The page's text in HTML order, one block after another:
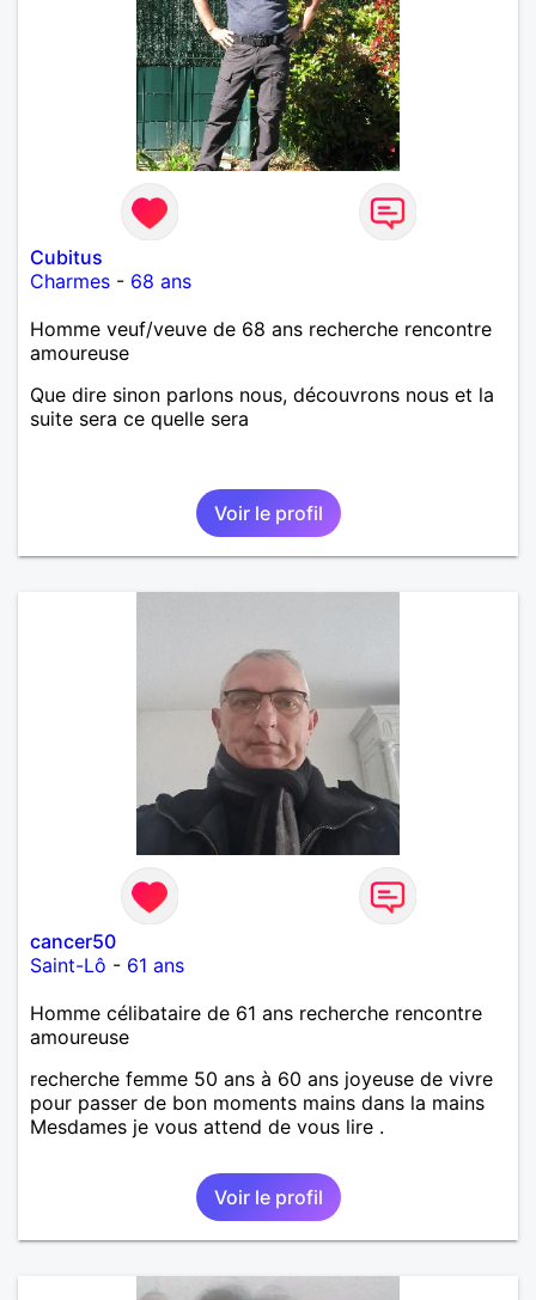
Cubitus
Charmes - 68 ans
Homme veuf/veuve de 68 ans recherche rencontre
amoureuse
Que dire sinon parlons nous, découvrons nous et la
suite sera ce quelle sera
Voir le profil
cancer50
Saint-Lô - 61 ans
Homme célibataire de 61 ans recherche rencontre
amoureuse
recherche femme 50 ans à 60 ans joyeuse de vivre
pour passer de bon moments mains dans la mains
Mesdames je vous attend de vous lire .
Voir le profil